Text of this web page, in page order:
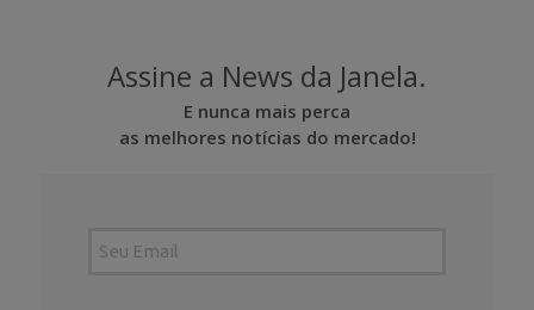
Assine a News da Janela.
E nunca mais perca
as melhores notícias do mercado!